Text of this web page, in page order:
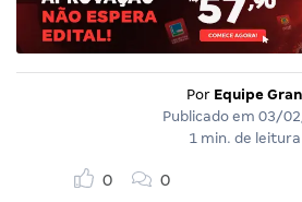
Por Equipe Gran
Publicado em 03/
1 min. de leitura
0 0